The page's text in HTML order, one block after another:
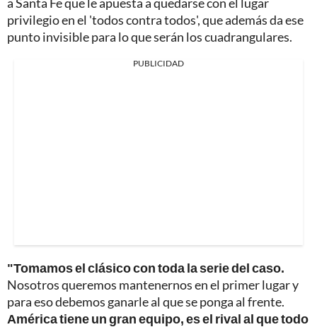
privilegio en el 'todos contra todos', que además da ese
punto invisible para lo que serán los cuadrangulares.
PUBLICIDAD
"Tomamos el clásico con toda la serie del caso.
Nosotros queremos mantenernos en el primer lugar y
para eso debemos ganarle al que se ponga al frente.
América tiene un gran equipo, es el rival al que todo